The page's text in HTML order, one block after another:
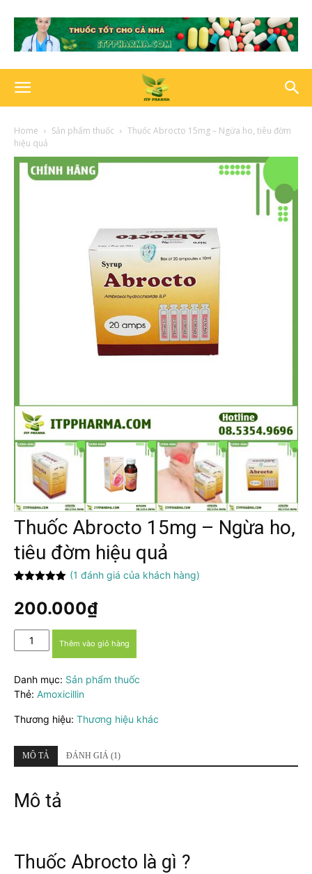
Home Sản phẩm thuốc
Thuốc Abrocto 15mg – Ngừa ho, tiêu đờm
hiệu quả
Thuốc Abrocto 15mg – Ngừa ho,
tiêu đờm hiệu quả
dựa trên
đánh giá
(1 đánh giá của khách hàng)
200.000₫
Thuốc
Abrocto
-
Ngừa
tiêu
hiệu
quả
lượng
Thêm vào giỏ hàng
Danh mục: Sản phẩm thuốc
Thẻ: Amoxicillin
Thương hiệu: Thương hiệu khác
MÔ TẢ ĐÁNH GIÁ (1)
Mô tả
Thuốc Abrocto là gì ?